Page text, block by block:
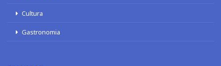
Cultura
Gastronomia